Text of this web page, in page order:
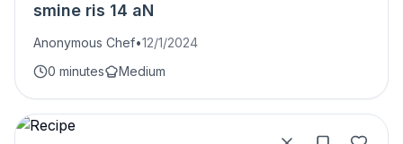
smine ris 14 aN
Anonymous Chef•12/1/2024
0 minutes
Medium